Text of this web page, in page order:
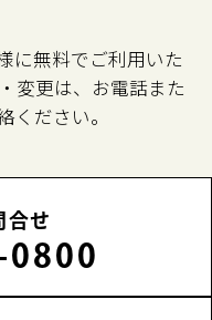
に無料でご利用いた
変更は、お電話また
ください。
合せ
0800